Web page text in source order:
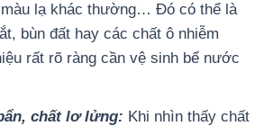
màu lạ khác thường… Đó có thể là
bùn đất hay các chất ô nhiễm
rất rõ ràng cần vệ sinh bể nước
chất lơ lửng: Khi nhìn thấy chất